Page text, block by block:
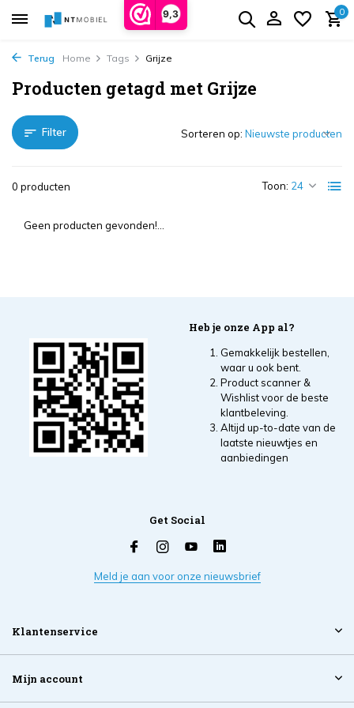
9,3 0
Terug Home Tags Grijze
Producten getagd met Grijze
Filter
0 producten Toon:
Sorteren op:
Geen producten gevonden!...
Heb je onze App al?
Gemakkelijk bestellen,
waar u ook bent.
Product scanner &
Wishlist voor de beste
klantbeleving.
Altijd up-to-date van de
laatste nieuwtjes en
aanbiedingen
Get Social
Meld je aan voor onze nieuwsbrief
Klantenservice
Mijn account